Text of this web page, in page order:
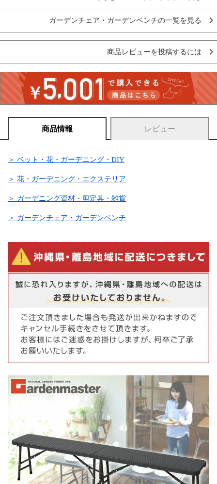
ガーデンチェア・ガーデンベンチの一覧を見る
商品レビューを投稿するには
商品情報 レビュー
＞ ペット・花・ガーデニング・DIY
＞ 花・ガーデニング・エクステリア
＞ ガーデニング資材・剪定具・雑貨
＞ ガーデンチェア・ガーデンベンチ